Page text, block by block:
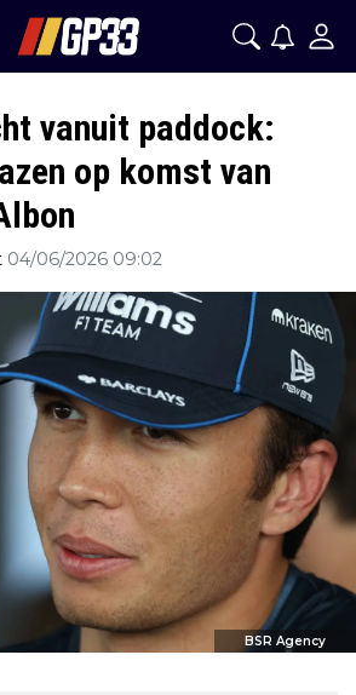
vanuit paddock:
op komst van
04/06/2026 09:02
BSR Agency